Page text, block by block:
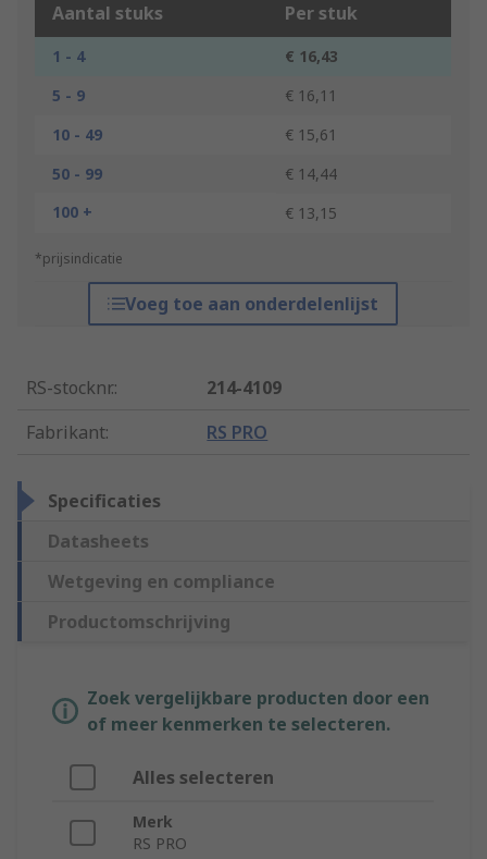
Aantal stuks Per stuk
1 - 4
€ 16,43
5 - 9
€ 16,11
10 - 49
€ 15,61
50 - 99
€ 14,44
100 +
€ 13,15
*prijsindicatie
Voeg toe aan onderdelenlijst
RS-stocknr.:
214-4109
Fabrikant: RS PRO
Specificaties
Datasheets
Wetgeving en compliance
Productomschrijving
Zoek vergelijkbare producten door een
of meer kenmerken te selecteren.
Alles selecteren
Merk
RS PRO